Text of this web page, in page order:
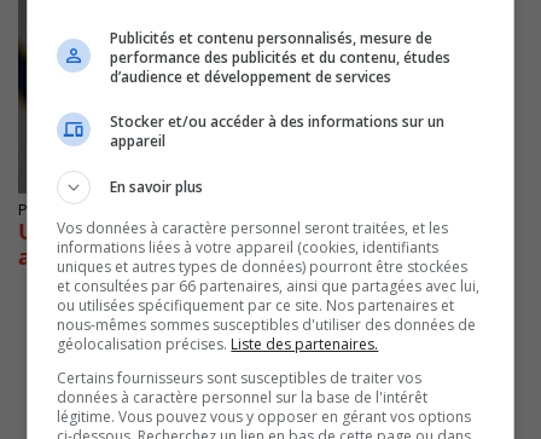
Publié le 19 mai 2019 à 22h15
Une femme est percutée par un chauffard
aux facultés affaiblies lors d’une arrestation
Publicités et contenu personnalisés, mesure de
performance des publicités et du contenu, études
d’audience et développement de services
Stocker et/ou accéder à des informations sur un
appareil
En savoir plus
Vos données à caractère personnel seront traitées, et les
informations liées à votre appareil (cookies, identifiants
uniques et autres types de données) pourront être stockées
et consultées par 66 partenaires, ainsi que partagées avec lui,
ou utilisées spécifiquement par ce site. Nos partenaires et
nous-mêmes sommes susceptibles d'utiliser des données de
géolocalisation précises. Liste des partenaires.
Certains fournisseurs sont susceptibles de traiter vos
données à caractère personnel sur la base de l'intérêt
légitime. Vous pouvez vous y opposer en gérant vos options